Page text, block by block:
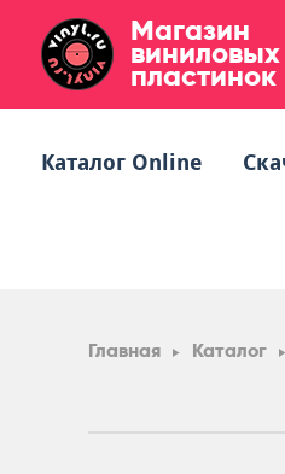
Магазин
виниловых
пластинок
Каталог Online
Главная Каталог